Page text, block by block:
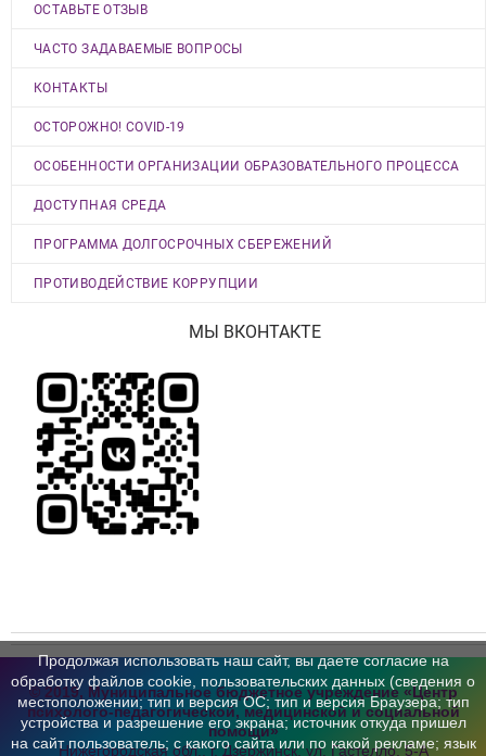
ОСТАВЬТЕ ОТЗЫВ
ЧАСТО ЗАДАВАЕМЫЕ ВОПРОСЫ
КОНТАКТЫ
ОСТОРОЖНО! COVID-19
ОСОБЕННОСТИ ОРГАНИЗАЦИИ ОБРАЗОВАТЕЛЬНОГО ПРОЦЕССА
ДОСТУПНАЯ СРЕДА
ПРОГРАММА ДОЛГОСРОЧНЫХ СБЕРЕЖЕНИЙ
ПРОТИВОДЕЙСТВИЕ КОРРУПЦИИ
МЫ ВКОНТАКТЕ
© 2019, Муниципальное бюджетное учреждение «Центр
психолого-педагогической, медицинской и социальной
помощи»
Нижегородская обл., г. Дзержинск,ул. Гастелло, 5-А
Продолжая использовать наш сайт, вы даете согласие на
обработку файлов cookie, пользовательских данных (сведения о
местоположении; тип и версия ОС; тип и версия Браузера; тип
устройства и разрешение его экрана; источник откуда пришел
на сайт пользователь; с какого сайта или по какой рекламе; язык